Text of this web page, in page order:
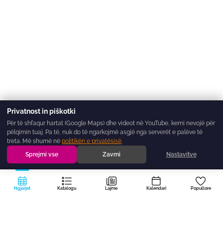
Ngjarjet Katalogu Lajme Kalendari Popullore
Privatnost in piškotki
Për të shfaqur hartat (Google Maps) dhe videot në YouTube, kemi nevojë për
pëlqimin tuaj. Pa të, nuk do të ngarkojmë asgjë nga serverët e palëve të
treta. Më shumë në politikën e privatësisë.
Sprejmi vse
Zavrni Nastavitve